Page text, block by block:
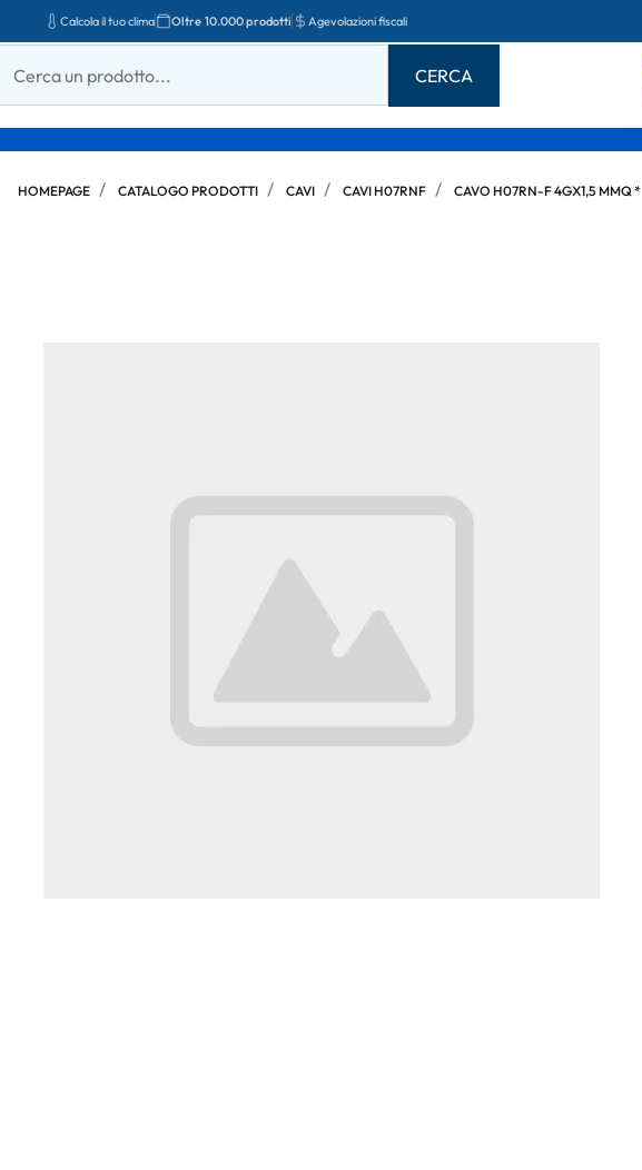
Calcola il tuo clima Oltre 10.000 prodotti Agevolazioni fiscali
HOMEPAGE CATALOGO PRODOTTI CAVI CAVI H07RNF CAVO H07RN-F 4GX1,5 MMQ *